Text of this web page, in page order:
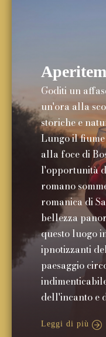
Goditi un
un'ora alla
storiche e
Lungo il fiume
alla foce di
l'opportunità
romano
romanica di
bellezza
questo luogo
ipnotizzanti
paesaggio
dell'incanto e
Leggi di più